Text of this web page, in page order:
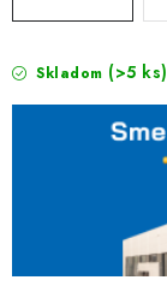
Skladom (>5 ks)